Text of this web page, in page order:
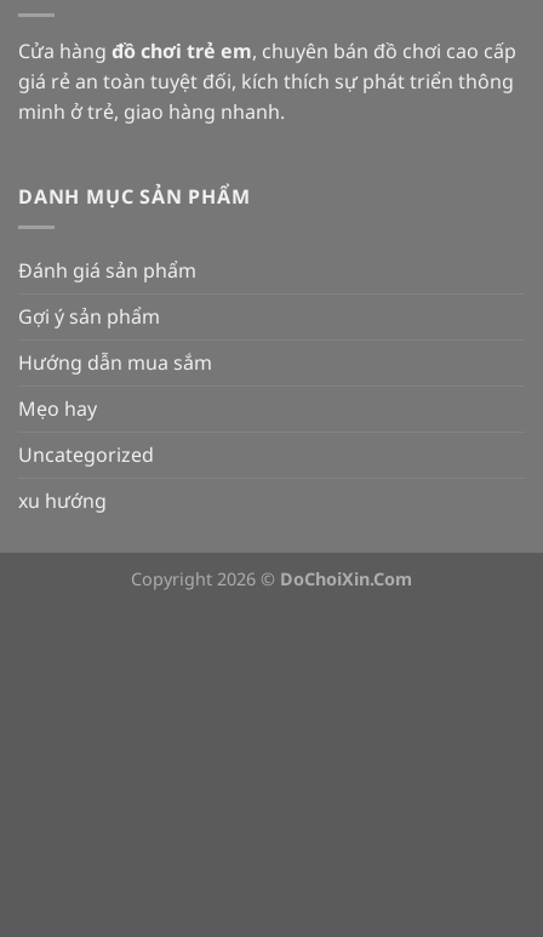
Cửa hàng đồ chơi trẻ em, chuyên bán đồ chơi cao cấp
giá rẻ an toàn tuyệt đối, kích thích sự phát triển thông
minh ở trẻ, giao hàng nhanh.
DANH MỤC SẢN PHẨM
Đánh giá sản phẩm
Gợi ý sản phẩm
Hướng dẫn mua sắm
Mẹo hay
Uncategorized
xu hướng
Copyright 2026 © DoChoiXin.Com